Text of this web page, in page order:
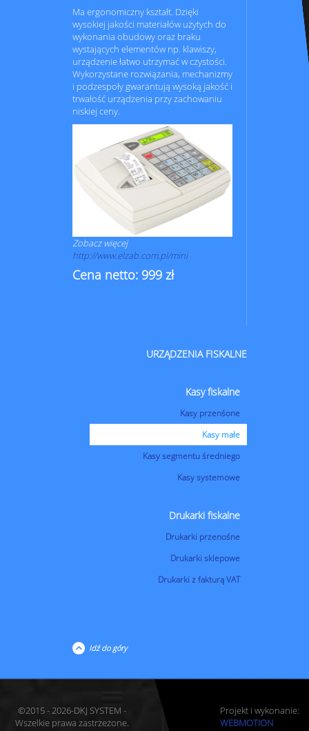
Ma ergonomiczny kształt. Dzięki
wysokiej jakości materiałów użytych do
wykonania obudowy oraz braku
wystających elementów np. klawiszy,
urządzenie łatwo utrzymać w czystości.
Wykorzystane rozwiązania, mechanizmy
i podzespoły gwarantują wysoką jakość i
trwałość urządzenia przy zachowaniu
niskiej ceny.
Zobacz więcej
http://www.elzab.com.pl/mini
Cena netto: 999 zł
URZĄDZENIA FISKALNE
Kasy fiskalne
Kasy przenśone
Kasy małe
Kasy segmentu średniego
Kasy systemowe
Drukarki fiskalne
Drukarki przenośne
Drukarki sklepowe
Drukarki z fakturą VAT
Idź do góry
©2015 - 2026-DKJ SYSTEM -
Wszelkie prawa zastrzeżone.
Projekt i wykonanie:
WEBMOTION